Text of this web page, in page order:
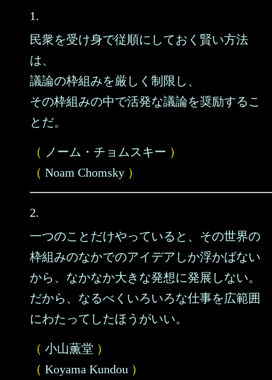
1.
民衆を受け身で従順にしておく賢い方法
は、
議論の枠組みを厳しく制限し、
その枠組みの中で活発な議論を奨励するこ
とだ。
（ ノーム・チョムスキー ）
（ Noam Chomsky ）
2.
一つのことだけやっていると、その世界の
枠組みのなかでのアイデアしか浮かばない
から、なかなか大きな発想に発展しない。
だから、なるべくいろいろな仕事を広範囲
にわたってしたほうがいい。
（ 小山薫堂 ）
（ Koyama Kundou ）